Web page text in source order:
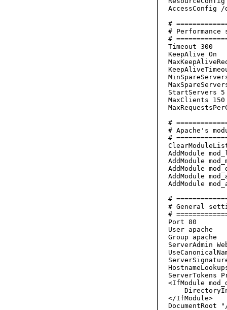
AccessConfig
#
#
#
Timeout 300
KeepAlive On
StartServers 5
MaxClients 150
#
# Apache's
#
AddModule
AddModule
AddModule
AddModule
AddModule
#
# General
#
Port 80
User apache
Group apache
ServerAdmin
ServerTokens
<IfModule
</IfModule>
DocumentRoot